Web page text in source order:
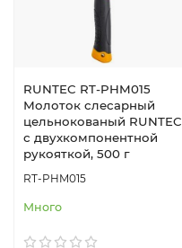
RUNTEC RT-PHM015
Молоток слесарный
цельнокованый RUNTEC
с двухкомпонентной
рукояткой, 500 г
RT-PHM015
Много